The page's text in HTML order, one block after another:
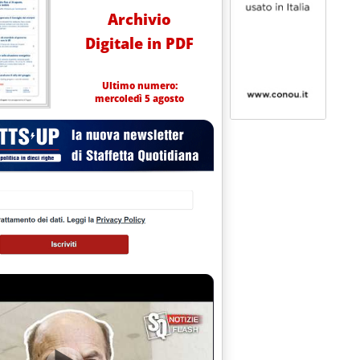
prezzi carburanti del ministero dello Sviluppo economico ed elaborati dalla Staffetta
Archivio
Digitale in PDF
Ultimo numero:
mercoledì 5 agosto